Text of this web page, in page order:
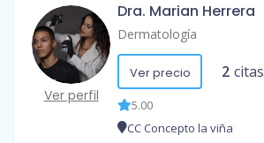
Ver perfil
Dra. Marian Herrera
Dermatología
Ver precio 2 citas
5.00
CC Concepto la viña